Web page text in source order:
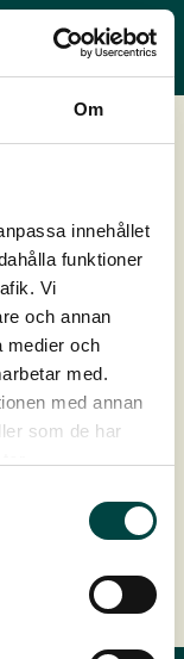
Om
innehållet
funktioner
Vi
och annan
medier och
med.
med annan
som de har